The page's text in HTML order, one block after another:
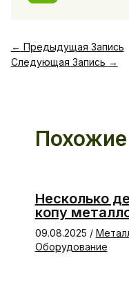
← Предыдущая Запись
Следующая Запись →
Похожие
Несколько
копу
09.08.2025 /
Оборудование